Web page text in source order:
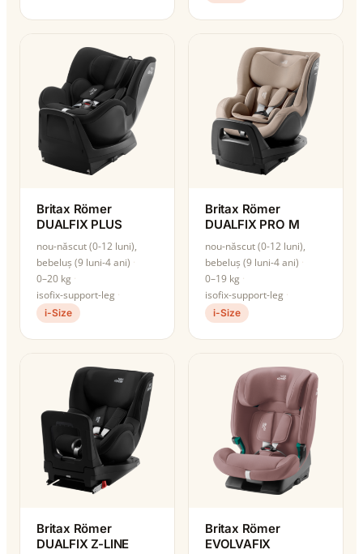
Britax Römer
DUALFIX PLUS
nou-născut (0-12 luni),
bebeluș (9 luni-4 ani)
0–20 kg
isofix-support-leg
i-Size
Britax Römer
DUALFIX PRO M
nou-născut (0-12 luni),
bebeluș (9 luni-4 ani)
0–19 kg
isofix-support-leg
i-Size
Britax Römer
DUALFIX Z-LINE
Britax Römer
EVOLVAFIX